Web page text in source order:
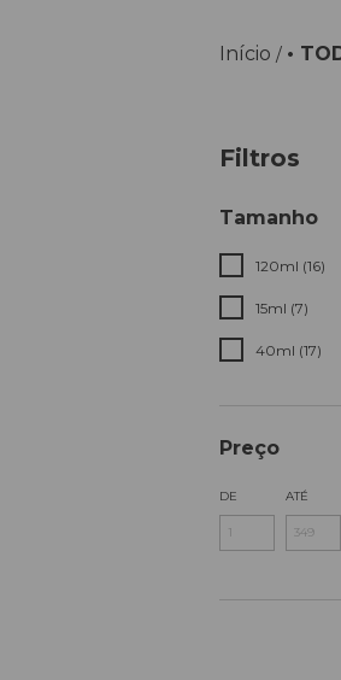
Início / •
Filtros
Tamanho
120ml (16)
15ml (7)
40ml (17)
Preço
DE ATÉ